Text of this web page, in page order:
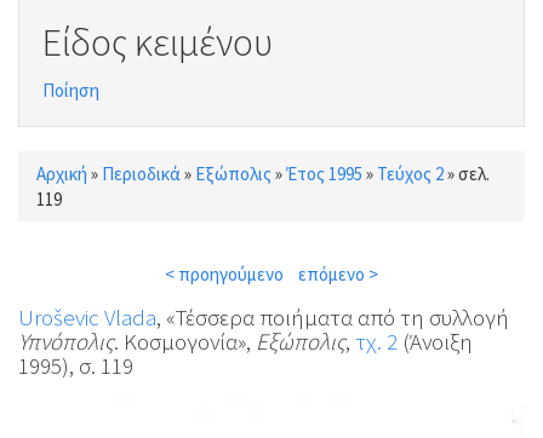
Είδος κειμένου
Ποίηση
Είστε εδώ
Αρχική » Περιοδικά » Εξώπολις »Έτος 1995 » Τεύχος 2»σελ.
119
< προηγούμενο επόμενο >
Uroševic Vlada, «Τέσσερα ποιήματα από τη συλλογή
Υπνόπολις. Κοσμογονία», Εξώπολις, τχ. 2 (Άνοιξη
1995), σ. 119